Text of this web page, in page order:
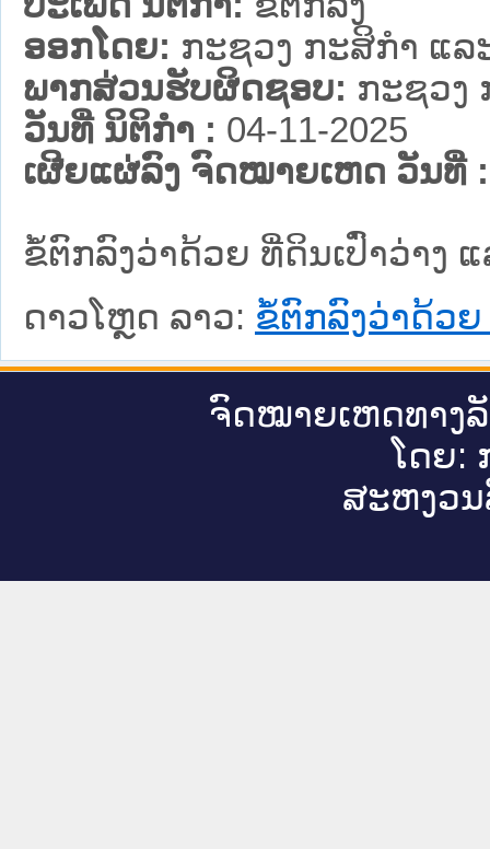
ອອກໂດຍ: ກະຊວງ ກະສິກຳ ແລ
ພາກສ່ວນຮັບຜິດຊອບ: ກະຊວງ
ວັນທີ່ ນິຕິກໍາ : 04-11-2025
ເຜີຍແຜ່ລົງ ຈົດໝາຍເຫດ ວັນທີ່ :
ຂໍ້ຕົກລົງວ່າດ້ວຍ ທີ່ດິນເປົ່າວ່າງ
ດາວໂຫຼດ ລາວ: ຂໍ້ຕົກລົງວ່າດ້ວ
ຈົດ​ໝາຍ​ເຫດ​ທາງ​
ໂດຍ:
ສະ​ຫງວນ​